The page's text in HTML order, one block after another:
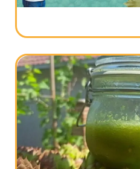
Najbolji prirodni lek